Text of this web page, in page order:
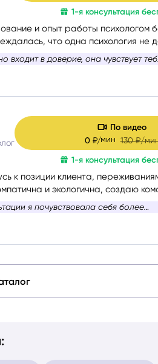
и опыт работы психологом
что одна психология не
поэтому начала применять в
получила диплом
входит в доверие, она чувствует
1-я консультация
к позиции клиента,
и экологична, создаю
я почувствовала себя более
По видео
0 ₽/мин130 ₽/
1-я консультация